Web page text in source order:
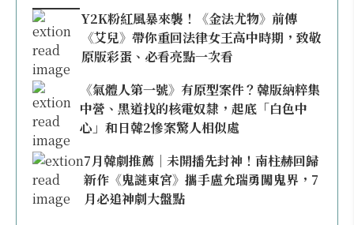
Y2K粉紅風暴來襲！《金法尤物》前傳
《艾兒》帶你重回法律女王高中時期，致敬
原版彩蛋、必看亮點一次看
《氣體人第一號》有原型案件？韓版納粹集
中營、黑道找的核電奴隸，起底「白色中
心」和日韓2慘案驚人相似處
7月韓劇推薦｜未開播先封神！南柱赫回歸
新作《鬼謎東宮》攜手盧允瑞勇闖鬼界，7
月必追神劇大盤點